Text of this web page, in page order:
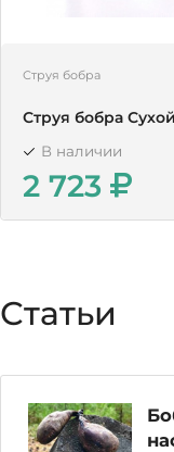
Струя бобра
Струя бобра
В наличии
2 723
Статьи